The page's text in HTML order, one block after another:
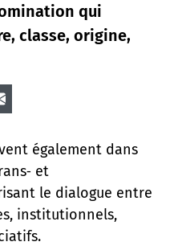
qui
classe, origine,
également dans
et
le dialogue entre
institutionnels,